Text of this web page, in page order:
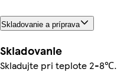
Skladovanie a príprava
Skladovanie
Skladujte pri teplote 2-8℃.